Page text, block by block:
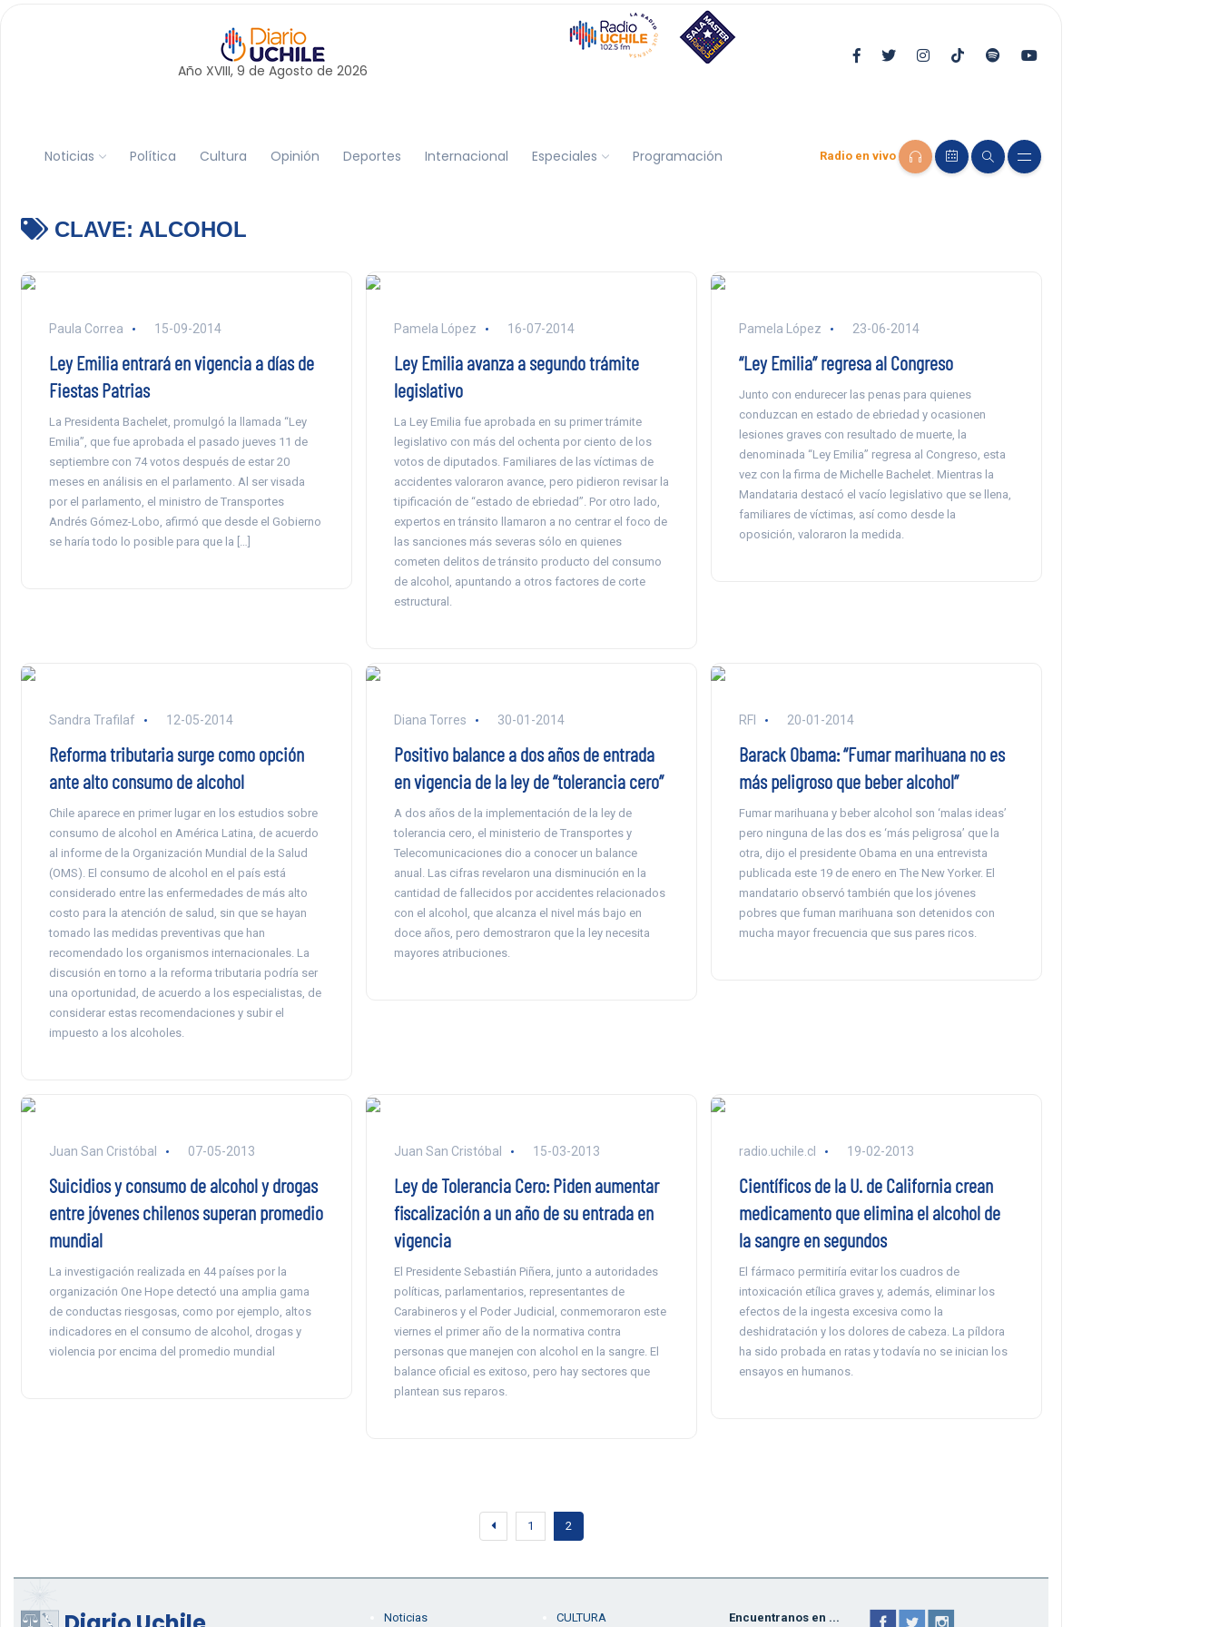
Año XVIII, 9 de Agosto de 2026
Noticias Política Cultura Opinión Deportes Internacional Especiales Programación Radio en vivo
CLAVE: ALCOHOL
Paula Correa 15-09-2014
Ley Emilia entrará en vigencia a días de
Fiestas Patrias
La Presidenta Bachelet, promulgó la llamada “Ley
Emilia”, que fue aprobada el pasado jueves 11 de
septiembre con 74 votos después de estar 20
meses en análisis en el parlamento. Al ser visada
por el parlamento, el ministro de Transportes
Andrés Gómez-Lobo, afirmó que desde el Gobierno
se haría todo lo posible para que la […]
Pamela López 16-07-2014
Ley Emilia avanza a segundo trámite
legislativo
La Ley Emilia fue aprobada en su primer trámite
legislativo con más del ochenta por ciento de los
votos de diputados. Familiares de las víctimas de
accidentes valoraron avance, pero pidieron revisar la
tipificación de “estado de ebriedad”. Por otro lado,
expertos en tránsito llamaron a no centrar el foco de
las sanciones más severas sólo en quienes
cometen delitos de tránsito producto del consumo
de alcohol, apuntando a otros factores de corte
estructural.
Pamela López 23-06-2014
“Ley Emilia” regresa al Congreso
Junto con endurecer las penas para quienes
conduzcan en estado de ebriedad y ocasionen
lesiones graves con resultado de muerte, la
denominada “Ley Emilia” regresa al Congreso, esta
vez con la firma de Michelle Bachelet. Mientras la
Mandataria destacó el vacío legislativo que se llena,
familiares de víctimas, así como desde la
oposición, valoraron la medida.
Sandra Trafilaf 12-05-2014
Reforma tributaria surge como opción
ante alto consumo de alcohol
Chile aparece en primer lugar en los estudios sobre
consumo de alcohol en América Latina, de acuerdo
al informe de la Organización Mundial de la Salud
(OMS). El consumo de alcohol en el país está
considerado entre las enfermedades de más alto
costo para la atención de salud, sin que se hayan
tomado las medidas preventivas que han
recomendado los organismos internacionales. La
discusión en torno a la reforma tributaria podría ser
una oportunidad, de acuerdo a los especialistas, de
considerar estas recomendaciones y subir el
impuesto a los alcoholes.
Diana Torres 30-01-2014
Positivo balance a dos años de entrada
en vigencia de la ley de “tolerancia cero”
A dos años de la implementación de la ley de
tolerancia cero, el ministerio de Transportes y
Telecomunicaciones dio a conocer un balance
anual. Las cifras revelaron una disminución en la
cantidad de fallecidos por accidentes relacionados
con el alcohol, que alcanza el nivel más bajo en
doce años, pero demostraron que la ley necesita
mayores atribuciones.
RFI 20-01-2014
Barack Obama: “Fumar marihuana no es
más peligroso que beber alcohol”
Fumar marihuana y beber alcohol son ‘malas ideas’
pero ninguna de las dos es ‘más peligrosa’ que la
otra, dijo el presidente Obama en una entrevista
publicada este 19 de enero en The New Yorker. El
mandatario observó también que los jóvenes
pobres que fuman marihuana son detenidos con
mucha mayor frecuencia que sus pares ricos.
Juan San Cristóbal 07-05-2013
Suicidios y consumo de alcohol y drogas
entre jóvenes chilenos superan promedio
mundial
La investigación realizada en 44 países por la
organización One Hope detectó una amplia gama
de conductas riesgosas, como por ejemplo, altos
indicadores en el consumo de alcohol, drogas y
violencia por encima del promedio mundial
Juan San Cristóbal 15-03-2013
Ley de Tolerancia Cero: Piden aumentar
fiscalización a un año de su entrada en
vigencia
El Presidente Sebastián Piñera, junto a autoridades
políticas, parlamentarios, representantes de
Carabineros y el Poder Judicial, conmemoraron este
viernes el primer año de la normativa contra
personas que manejen con alcohol en la sangre. El
balance oficial es exitoso, pero hay sectores que
plantean sus reparos.
radio.uchile.cl 19-02-2013
Científicos de la U. de California crean
medicamento que elimina el alcohol de
la sangre en segundos
El fármaco permitiría evitar los cuadros de
intoxicación etílica graves y, además, eliminar los
efectos de la ingesta excesiva como la
deshidratación y los dolores de cabeza. La píldora
ha sido probada en ratas y todavía no se inician los
ensayos en humanos.
1 2
Noticias CULTURA Encuentranos en ...